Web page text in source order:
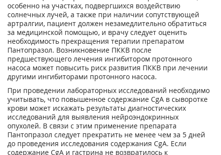
особенно на участках, подвергшихся воздействию
солнечных лучей, а также при наличии сопутствующей
артралгии, пациент должен незамедлительно обратиться
за медицинской помощью, и врачу следует оценить
необходимость прекращения терапии препаратом
Пантопразол. Возникновение ПККВ после
предшествующего лечения ингибитором протонного
насоса может повысить риск развития ПККВ при лечении
другими ингибиторами протонного насоса.
При проведении лабораторных исследований необходимо
учитывать, что повышенное содержание CgA в сыворотке
крови может искажать результаты диагностических
исследований для выявления нейроэндокринных
опухолей. В связи с этим применение препарата
Пантопразол следует прекратить не менее чем за 5 дней
до проведения исследования содержания CgA. Если
содержание CgA и гастрина не возвратилось к